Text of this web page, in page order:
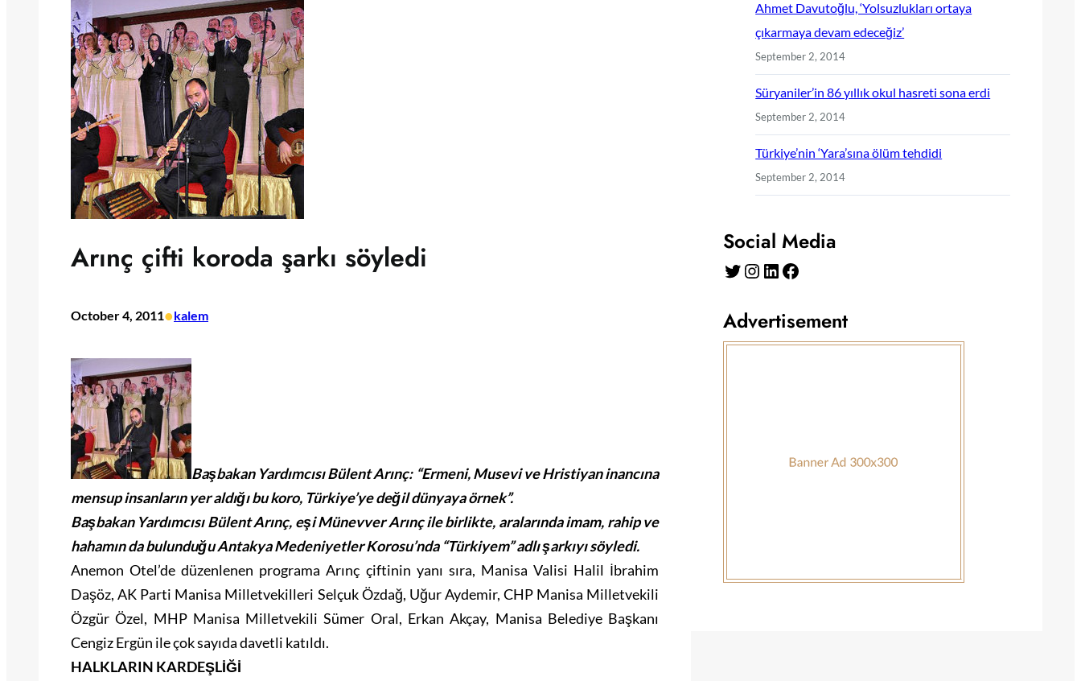
Arınç çifti koroda şarkı söyledi
October 4, 2011•kalem
Başbakan Yardımcısı Bülent Arınç: “Ermeni, Musevi ve Hristiyan inancına
mensup insanların yer aldığı bu koro, Türkiye’ye değil dünyaya örnek”.
Başbakan Yardımcısı Bülent Arınç, eşi Münevver Arınç ile birlikte, aralarında imam, rahip ve
hahamın da bulunduğu Antakya Medeniyetler Korosu’nda “Türkiyem” adlı şarkıyı söyledi.
Anemon Otel’de düzenlenen programa Arınç çiftinin yanı sıra, Manisa Valisi Halil İbrahim
Daşöz, AK Parti Manisa Milletvekilleri Selçuk Özdağ, Uğur Aydemir, CHP Manisa Milletvekili
Özgür Özel, MHP Manisa Milletvekili Sümer Oral, Erkan Akçay, Manisa Belediye Başkanı
Cengiz Ergün ile çok sayıda davetli katıldı.
HALKLARIN KARDEŞLİĞİ
Ahmet Davutoğlu, ‘Yolsuzlukları ortaya
çıkarmaya devam edeceğiz’
September 2, 2014
Süryaniler’in 86 yıllık okul hasreti sona erdi
September 2, 2014
Türkiye’nin ‘Yara’sına ölüm tehdidi
September 2, 2014
Social Media
Twitter Instagram LinkedIn Facebook
Advertisement